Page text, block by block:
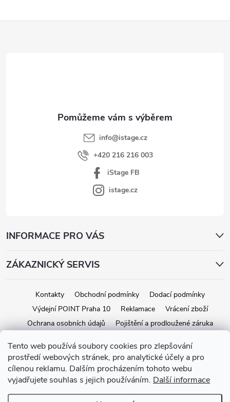
Tento web používá soubory cookies pro zlepšování
prostředí webových stránek, pro analytické účely a pro
cílenou reklamu. Dalším procházením tohoto webu
vyjadřujete souhlas s jejich používáním. Další informace
info@istage.cz
+420 216 216 003
iStage FB
istage.cz
INFORMACE PRO VÁS
ZÁKAZNICKÝ SERVIS
Kontakty Obchodní podmínky
Dodací podmínky
Výdejní POINT Praha 10
Reklamace
Vrácení zboží
Ochrana osobních údajů
Pojištění a prodloužené záruka
Vytvořil Shoptet
Copyright 2026iStage.cz. Všechna práva vyhrazena.Upravit nastavení
cookies